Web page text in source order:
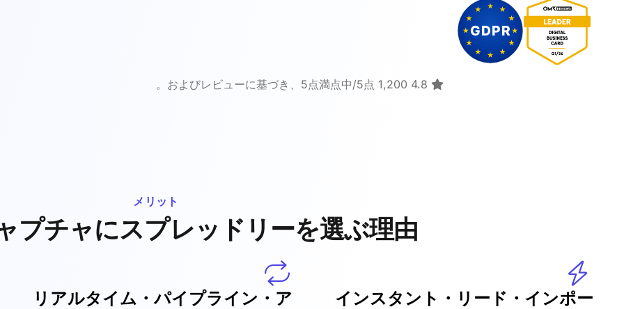
メリット
プチャにスプレッドリーを選ぶ理由
インスタント・リード・インポー
リアルタイム・パイプライン・ア